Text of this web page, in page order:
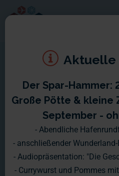
Der Spar-Hammer:
Große Pötte & kleine
September -
- Abendliche
- anschließender
- Audiopräsentation: "Die
- Currywurst und Pommes